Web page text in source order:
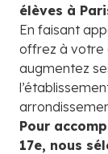
élèves à
En faisant
offrez à votre
augmentez
Pour
17e, nous